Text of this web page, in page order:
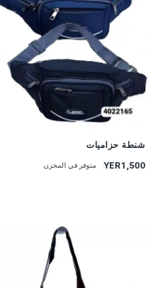
شنطة حزاميات
YER1,500 متوفر في المخزن